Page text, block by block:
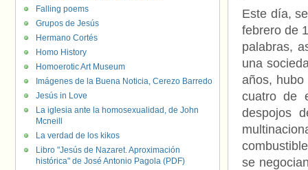
Este día,
febrero de
palabras,
una
años,
cuatro de
despojos
se
Falling poems
Grupos de Jesús
Hermano Cortés
Homo History
Homoerotic Art Museum
Imágenes de la Buena Noticia, Cerezo Barredo
Jesús in Love
La iglesia ante la homosexualidad, de John
Mcneill
La verdad de los kikos
Libro "Jesús de Nazaret. Aproximación
histórica" de José Antonio Pagola (PDF)